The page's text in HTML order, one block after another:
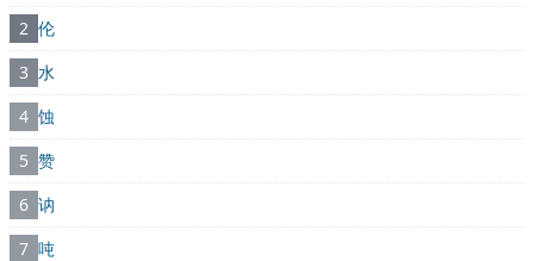
2 伦
3 水
4 蚀
5 赞
6 讷
7 吨